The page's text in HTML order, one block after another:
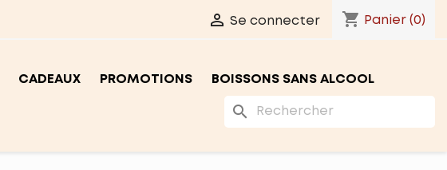
 Se connecter shopping_cart Panier (0)
CADEAUX PROMOTIONS BOISSONS SANS ALCOOL
search